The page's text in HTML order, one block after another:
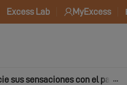
Excess Lab MyExcess
sus sensaciones con el pack